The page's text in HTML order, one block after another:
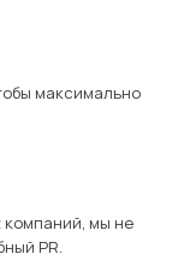
максимально
компаний, мы не
PR.